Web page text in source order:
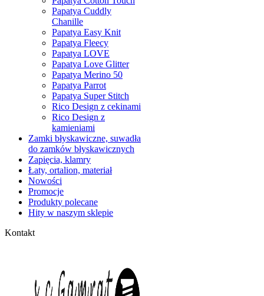
Papatya Cuddly
Chanille
Papatya Easy Knit
Papatya Fleecy
Papatya LOVE
Papatya Love Glitter
Papatya Merino 50
Papatya Parrot
Papatya Super Stitch
Rico Design z cekinami
Rico Design z
kamieniami
Zamki błyskawiczne, suwadła
do zamków błyskawicznych
Zapięcia, klamry
Łaty, ortalion, materiał
Nowości
Promocje
Produkty polecane
Hity w naszym sklepie
Kontakt